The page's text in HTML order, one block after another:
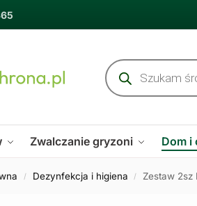
Zwalczanie gryzoni Dom i
/ Dezynfekcja i higiena / Zestaw 2sz